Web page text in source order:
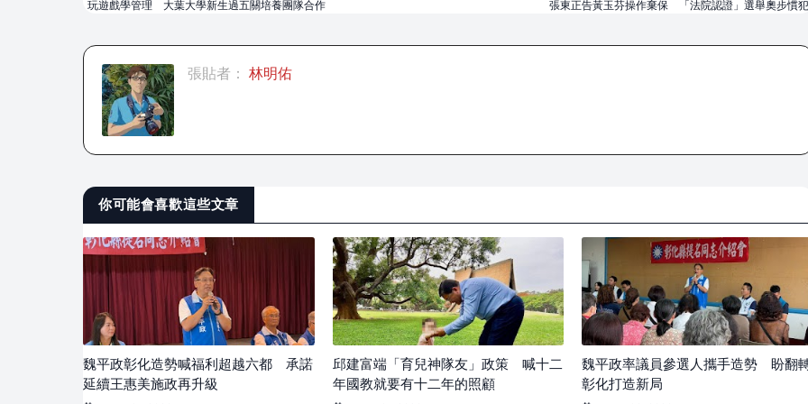
張東正告黃玉芬操作棄保 「法院認證」選舉奧步慣犯
玩遊戲學管理 大葉大學新生過五關培養團隊合作
張貼者： 林明佑
你可能會喜歡這些文章
魏平政彰化造勢喊福利超越六都 承諾
延續王惠美施政再升級
邱建富端「育兒神隊友」政策 喊十二
年國教就要有十二年的照顧
魏平政率議員參選人攜手造勢 盼翻
彰化打造新局